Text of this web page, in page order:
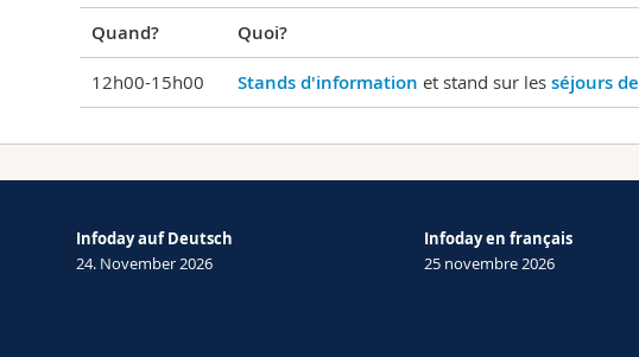
Quand? Quoi?
12h00-15h00 Stands d'information et stand sur les séjours
Infoday auf Deutsch
24. November 2026
Infoday en français
25 novembre 2026